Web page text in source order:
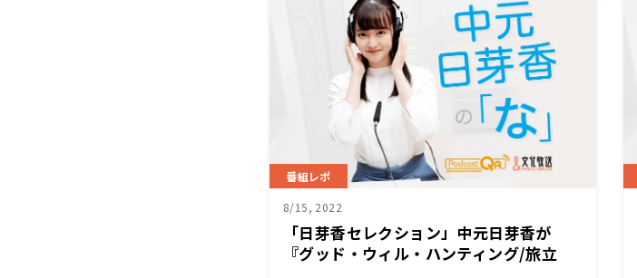
番組レポ
8/15, 2022
「日芽香セレクション」中元日芽香が
『グッド・ウィル・ハンティング/旅立